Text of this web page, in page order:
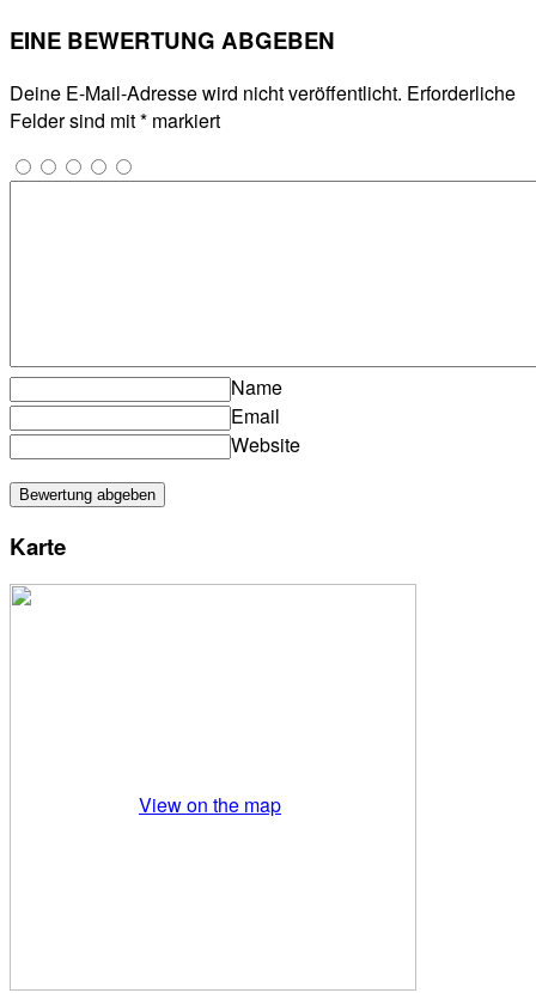
EINE BEWERTUNG ABGEBEN
Deine E-Mail-Adresse wird nicht veröffentlicht. Erforderliche
Felder sind mit* markiert
Name
Email
Website
Karte
View on the map